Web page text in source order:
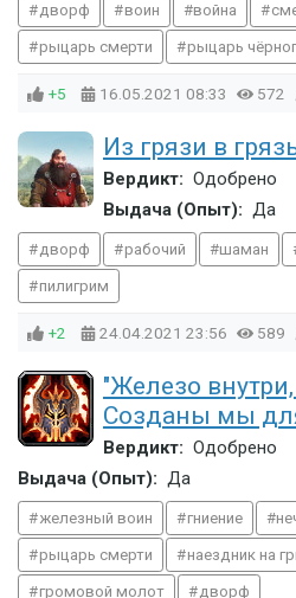
дворф воин война
рыцарь смерти рыцарь
+5 16.05.2021 08:33 572
Из грязи в
Вердикт: Одобрено
Выдача (Опыт): Да
дворф рабочий шаман
пилигрим
+2 24.04.2021 23:56 589
"Железо
Созданы мы
Вердикт: Одобрено
Выдача (Опыт): Да
железный воин гниение
рыцарь смерти наездник на
громовой молот дворф